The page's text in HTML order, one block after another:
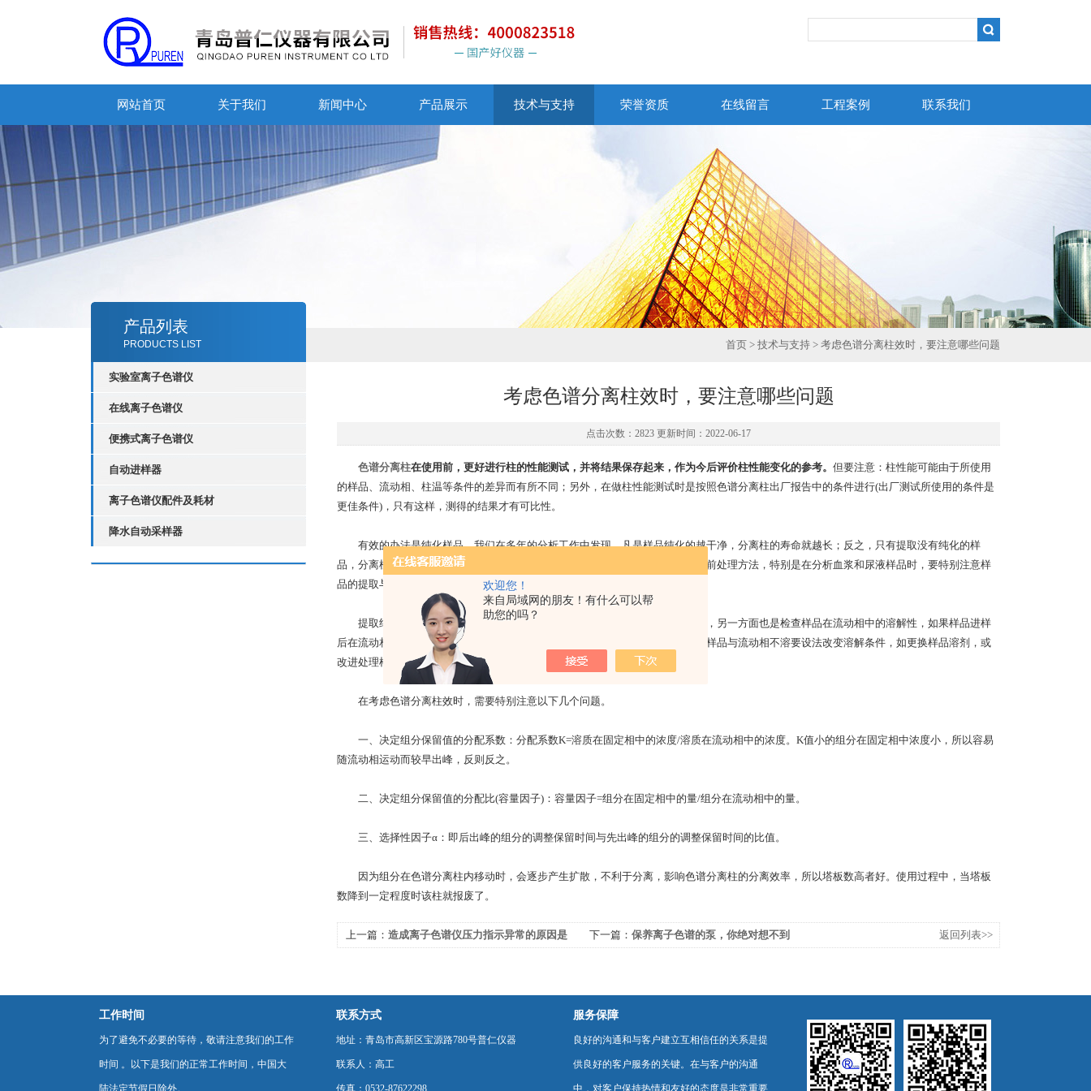
欢迎您！
来自局域网的朋友！有什么可以帮
助您的吗？
网站首页 关于我们 新闻中心 产品展示 技术与支持 荣誉资质 在线留言 工程案例 联系我们
产品列表
PRODUCTS LIST
实验室离子色谱仪
在线离子色谱仪
便携式离子色谱仪
自动进样器
离子色谱仪配件及耗材
降水自动采样器
首页 > 技术与支持 > 考虑色谱分离柱效时，要注意哪些问题
考虑色谱分离柱效时，要注意哪些问题
点击次数：2823 更新时间：2022-06-17
色谱分离柱在使用前，更好进行柱的性能测试，并将结果保存起来，作为今后评价柱性能变化的参考。 但要注意：柱性能可能由于所使用
的样品、流动相、柱温等条件的差异而有所不同；另外，在做柱性能测试时是按照色谱分离柱出厂报告中的条件进行(出厂测试所使用的条件是
更佳条件)，只有这样，测得的结果才有可比性。
有效的办法是纯化样品。我们在多年的分析工作中发现，凡是样品纯化的越干净，分离柱的寿命就越长；反之，只有提取没有纯化的样
品，分离柱柱效下降较快。建立一个理想的色谱分析方法应该有一套有效的样品前处理方法，特别是在分析血浆和尿液样品时，要特别注意样
品的提取与纯化，尽量使处理过的样品中杂质降到较低，保护柱头和柱子。
提取纯化好的样品最好用流动相来溶解，一方面减少色谱图中的溶剂峰干扰，另一方面也是检查样品在流动相中的溶解性，如果样品进样
后在流动相中沉淀，会堵塞进样器和柱头，甚至样品分解，出现怪峰。如果出现样品与流动相不溶要设法改变溶解条件，如更换样品溶剂，或
改进处理样品的方法，或过滤，去除不溶性物质。
在考虑色谱分离柱效时，需要特别注意以下几个问题。
一、决定组分保留值的分配系数：分配系数K=溶质在固定相中的浓度/溶质在流动相中的浓度。K值小的组分在固定相中浓度小，所以容易
随流动相运动而较早出峰，反则反之。
二、决定组分保留值的分配比(容量因子)：容量因子=组分在固定相中的量/组分在流动相中的量。
三、选择性因子α：即后出峰的组分的调整保留时间与先出峰的组分的调整保留时间的比值。
因为组分在色谱分离柱内移动时，会逐步产生扩散，不利于分离，影响色谱分离柱的分离效率，所以塔板数高者好。使用过程中，当塔板
数降到一定程度时该柱就报废了。
上一篇： 造成离子色谱仪压力指示异常的原因是
下一篇： 保养离子色谱的泵，你绝对想不到 返回列表>>
工作时间
为了避免不必要的等待，敬请注意我们的工作
时间 。以下是我们的正常工作时间，中国大
陆法定节假日除外。
联系方式
地址：青岛市高新区宝源路780号普仁仪器
联系人：高工
传真：0532-87622298
服务保障
良好的沟通和与客户建立互相信任的关系是提
供良好的客户服务的关键。在与客户的沟通
中，对客户保持热情和友好的态度是非常重要